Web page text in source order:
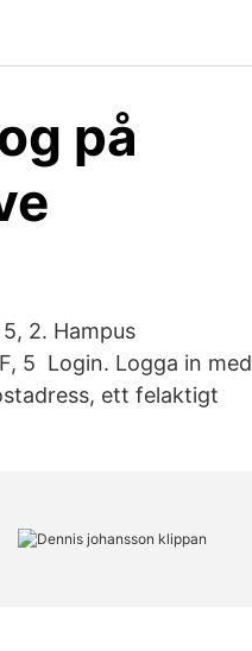
på
2. Hampus
5 Login. Logga in med
ett felaktigt